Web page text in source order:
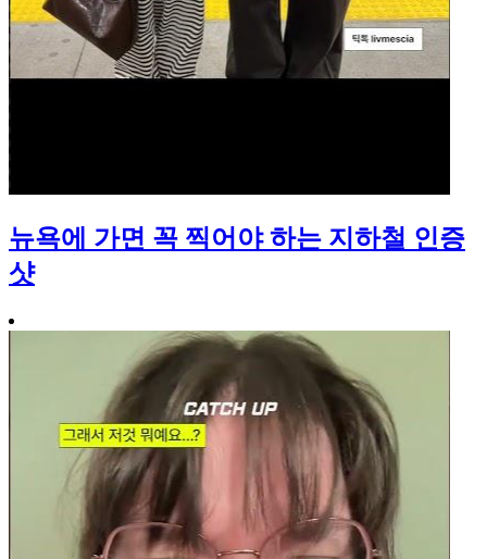
뉴욕에 가면 꼭 찍어야 하는 지하철 인증
샷